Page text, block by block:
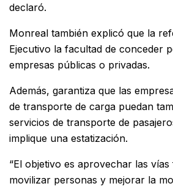
declaró.
Monreal también explicó que la
Ejecutivo la facultad de conceder
empresas públicas o privadas.
Además, garantiza que las
de transporte de carga puedan
servicios de transporte de
implique una estatización.
“El objetivo es aprovechar las
movilizar personas y mejorar la